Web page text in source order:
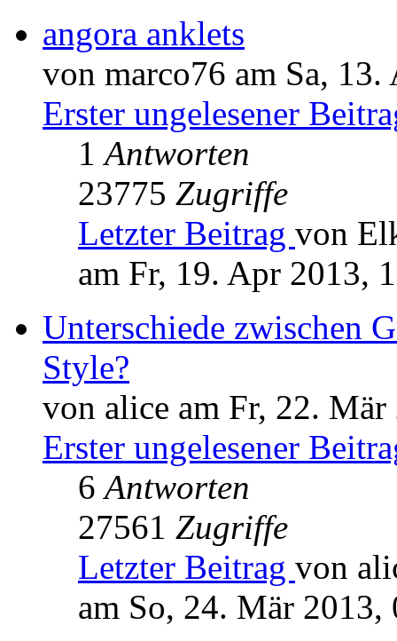
angora anklets
von marco76 am Sa,
Erster ungelesener
1Antworten
23775 Zugriffe
Letzter Beitrag von
am Fr, 19. Apr 2013,
Unterschiede zwischen
Style?
von alice am Fr, 22.
Erster ungelesener
6Antworten
27561 Zugriffe
Letzter Beitrag von
am So, 24. Mär 2013,